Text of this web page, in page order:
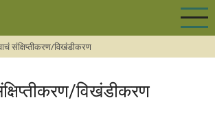
संक्षिप्तीकरण/विखंडीकरण
विखंडीकरण